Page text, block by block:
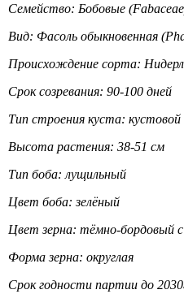
Семейство: Бобовые
Вид: Фасоль обыкновенная
Происхождение сорта:
Срок созревания: 90-100 дней
Тип строения куста: кустовой
Высота растения: 38-51 см
Тип боба: лущильный
Цвет боба: зелёный
Цвет зерна: тёмно-бордовый
Форма зерна: округлая
Срок годности партии до